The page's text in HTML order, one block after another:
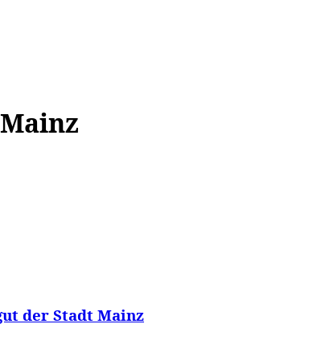
der Stadt Mainz